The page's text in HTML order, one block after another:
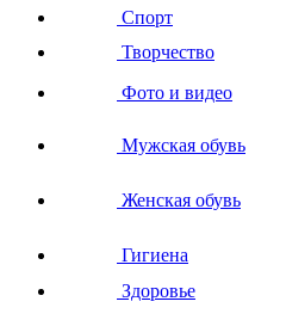
Спорт
Творчество
Фото и видео
Мужская обувь
Женская обувь
Гигиена
Здоровье